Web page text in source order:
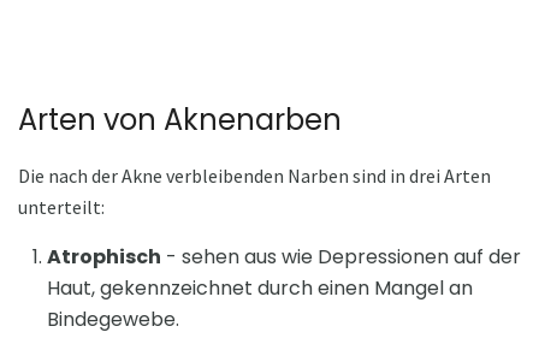
Arten von Aknenarben
Die nach der Akne verbleibenden Narben sind in drei Arten
unterteilt:
Atrophisch - sehen aus wie Depressionen auf der
Haut, gekennzeichnet durch einen Mangel an
Bindegewebe.